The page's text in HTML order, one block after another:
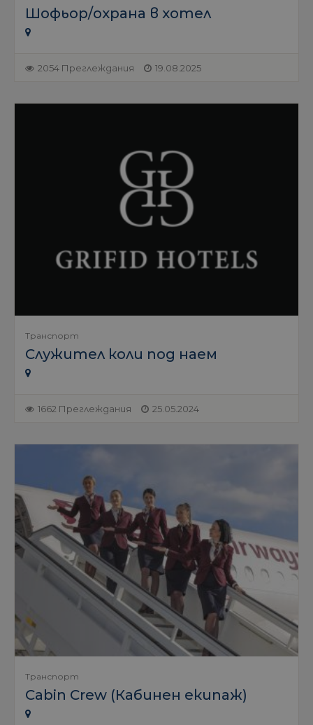
Шофьор/охрана в хотел
2054 Преглеждания 19.08.2025
Транспорт
Служител коли под наем
1662 Преглеждания 25.05.2024
Транспорт
Cabin Crew (Кабинен екипаж)